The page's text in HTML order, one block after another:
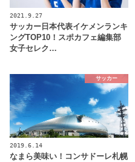
2021.9.27
サッカー日本代表イケメンランキ
ングTOP10！スポカフェ編集部
女子セレク…
サッカー
2019.6.14
なまら美味い！コンサドーレ札幌